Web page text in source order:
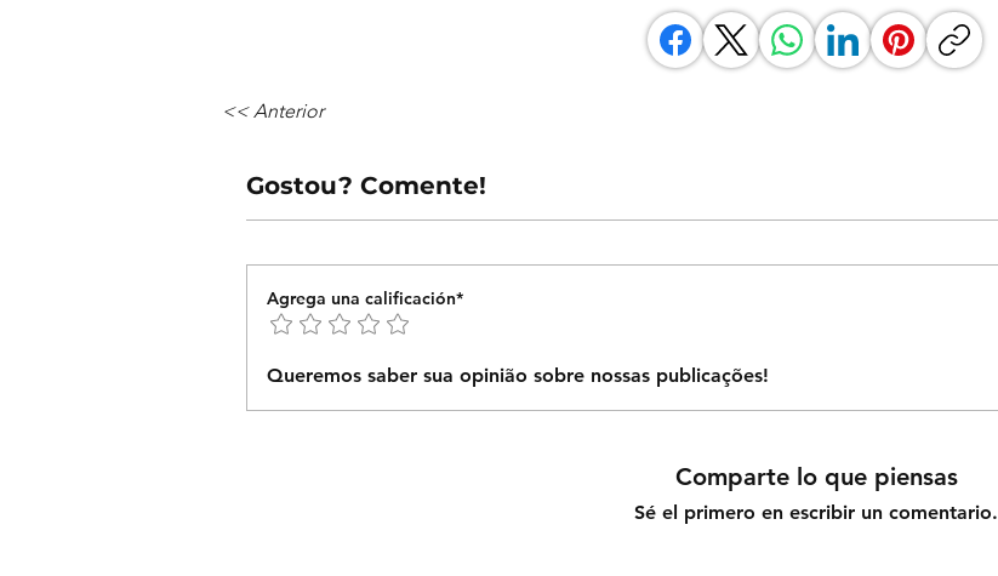
<< Anterior
Gostou? Comente!
Agrega una calificación*
Queremos saber sua opinião sobre nossas publicações!
Comparte lo que piensas
Sé el primero en escribir un comentario.